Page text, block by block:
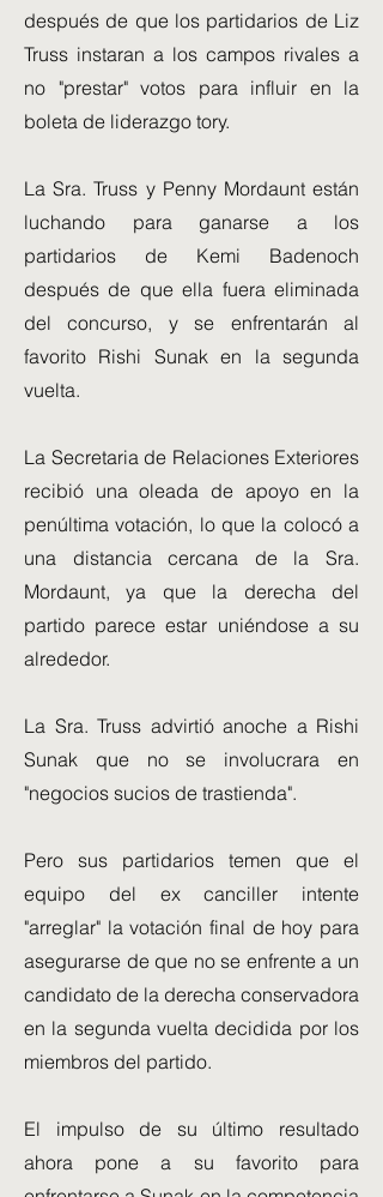
después de que los partidarios de Liz
Truss instaran a los campos rivales a
no "prestar" votos para influir en la
boleta de liderazgo tory.
La Sra. Truss y Penny Mordaunt están
luchando para ganarse a los
partidarios de Kemi Badenoch
después de que ella fuera eliminada
del concurso, y se enfrentarán al
favorito Rishi Sunak en la segunda
vuelta.
La Secretaria de Relaciones Exteriores
recibió una oleada de apoyo en la
penúltima votación, lo que la colocó a
una distancia cercana de la Sra.
Mordaunt, ya que la derecha del
partido parece estar uniéndose a su
alrededor.
La Sra. Truss advirtió anoche a Rishi
Sunak que no se involucrara en
"negocios sucios de trastienda".
Pero sus partidarios temen que el
equipo del ex canciller intente
"arreglar" la votación final de hoy para
asegurarse de que no se enfrente a un
candidato de la derecha conservadora
en la segunda vuelta decidida por los
miembros del partido.
El impulso de su último resultado
ahora pone a su favorito para